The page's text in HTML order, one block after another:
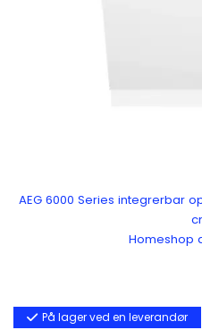
AEG 6000 Series integrerbar
Homeshop
På lager ved en leverandør